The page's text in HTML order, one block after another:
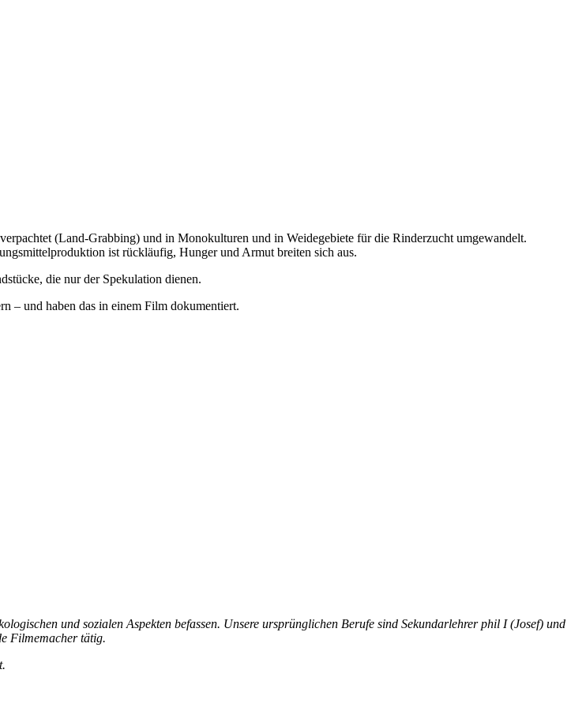
(Land-Grabbing) und in Monokulturen und in Weidegebiete für die Rinderzucht umgewandelt.
ist rückläufig, Hunger und Armut breiten sich aus.
die nur der Spekulation dienen.
– und haben das in einem Film dokumentiert.
und sozialen Aspekten befassen. Unsere ursprünglichen Berufe sind Sekundarlehrer phil I (Josef) und
Filmemacher tätig.